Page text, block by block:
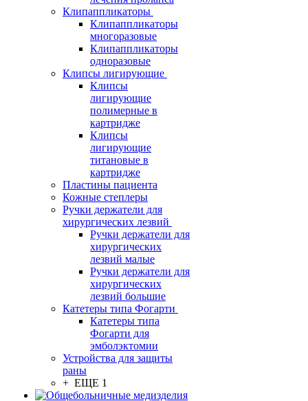
Клипаппликаторы
Клипаппликаторы
многоразовые
Клипаппликаторы
одноразовые
Клипсы лигирующие
Клипсы
лигирующие
полимерные в
картридже
Клипсы
лигирующие
титановые в
картридже
Пластины пациента
Кожные степлеры
Ручки держатели для
хирургических лезвий
Ручки держатели для
хирургических
лезвий малые
Ручки держатели для
хирургических
лезвий большие
Катетеры типа Фогарти
Катетеры типа
Фогарти для
эмболэктомии
Устройства для защиты
раны
+ ЕЩЕ 1